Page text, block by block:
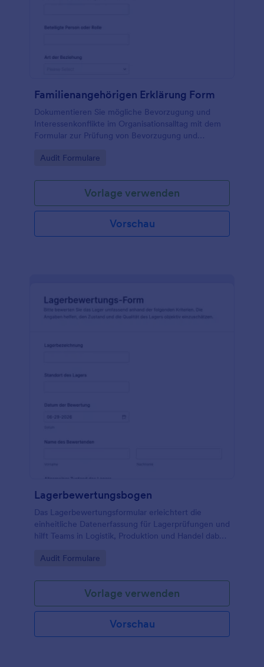
Familienangehörigen Erklärung Form
Dokumentieren Sie mögliche Bevorzugung und
Interessenkonflikte im Organisationsalltag mit dem
Formular zur Prüfung von Bevorzugung und
Datenerhebung und nachvollziehbarer interner
Go to Category:
Audit Formulare
Vorlage verwenden
Vorschau
Lagerbewertungsbogen
Das Lagerbewertungsformular erleichtert die
einheitliche Datenerfassung für Lagerprüfungen und
hilft Teams in Logistik, Produktion und Handel dabei,
planbar abzuleiten.
Go to Category:
Audit Formulare
Vorlage verwenden
Vorschau